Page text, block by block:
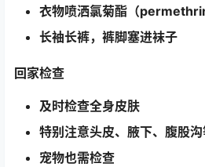
衣物喷洒氯菊酯（permethrin
长袖长裤，裤脚塞进袜子
回家检查
及时检查全身皮肤
特别注意头皮、腋下、腹股
宠物也需检查